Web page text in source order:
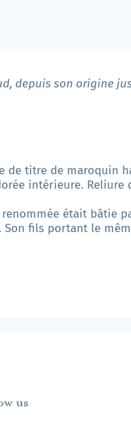
depuis son origine
de titre de maroquin
intérieure. Reliure
renommée était
fils portant le
us